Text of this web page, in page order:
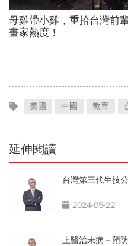
母雞帶小雞，重拾台灣前
畫家熱度！
美國 中國 教育
延伸閱讀
台灣第三代生技
2024-05-22
上醫治未病－預